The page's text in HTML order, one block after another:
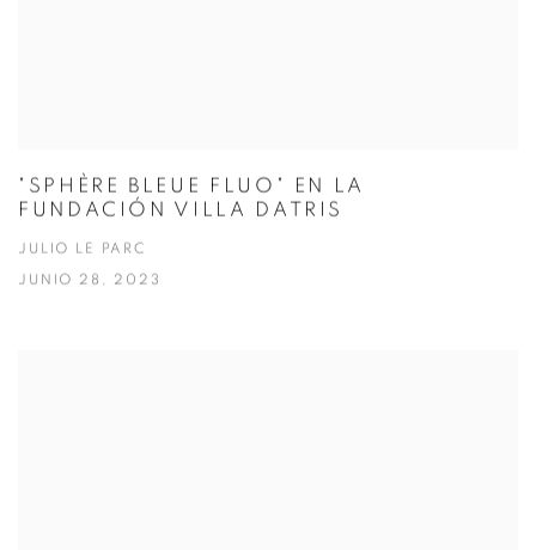
"SPHÈRE BLEUE FLUO" EN LA
FUNDACIÓN VILLA DATRIS
JULIO LE PARC
JUNIO 28, 2023